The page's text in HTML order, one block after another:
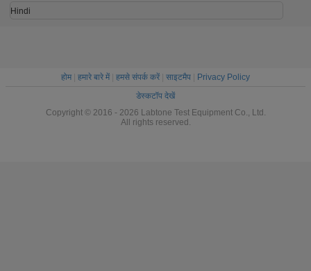
Hindi
होम हमारे बारे में हमसे संपर्क करें साइटमैप
Privacy Policy
डेस्कटॉप देखें
Copyright © 2016 - 2026 Labtone Test Equipment Co., Ltd.
All rights reserved.